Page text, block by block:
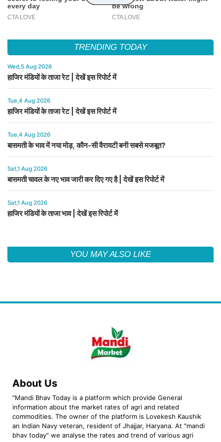
TRENDING TODAY
Wed,5 Aug 2026
हाजिर मंडियों के ताजा रेट | देखें इस रिपोर्ट में
Tue,4 Aug 2026
हाजिर मंडियों के ताजा रेट | देखें इस रिपोर्ट में
Tue,4 Aug 2026
बासमती के भाव में नया मोड़, कौन-सी वैरायटी बनी सबसे मजबूत?
Sat,1 Aug 2026
बासमती चावल के नए भाव जारी कर दिए गए है | देखें इस रिपोर्ट में
Sat,1 Aug 2026
हाजिर मंडियों के ताजा भाव | देखें इस रिपोर्ट में
YOU MAY ALSO LIKE
About Us
"Mandi Bhav Today is a platform which provide General
information about the market rates of agri and related
commodities. The owner of the platform is Lovekesh Kaushik
an Indian Navy veteran, resident of Jhajjar, Haryana. At "mandi
bhav today" we analyse the rates and trend of various agri